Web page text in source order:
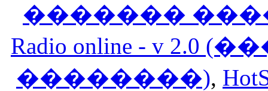
�������
Radio online - v
��������),